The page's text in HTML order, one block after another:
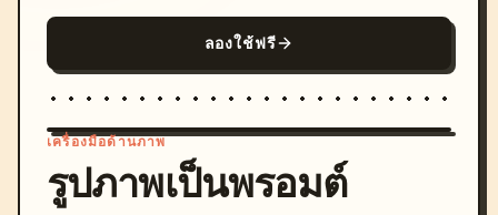
ลองใช้ฟรี
เครื่องมือด้านภาพ
รูปภาพเป็นพรอมต์